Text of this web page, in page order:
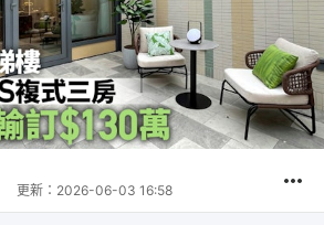
更新： 2026-06-03 16:58